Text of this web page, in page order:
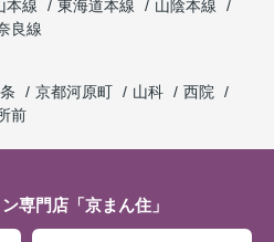
本線 東海道本線
山陰本線
良線
京都河原町 山科
西院
前
専門店「京まん住」